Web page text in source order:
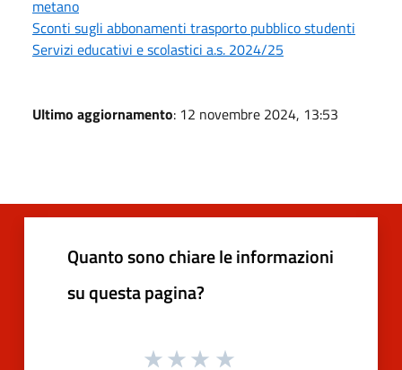
metano
Sconti sugli abbonamenti trasporto pubblico studenti
Servizi educativi e scolastici a.s. 2024/25
Ultimo aggiornamento: 12 novembre 2024, 13:53
Quanto sono chiare le informazioni
su questa pagina?